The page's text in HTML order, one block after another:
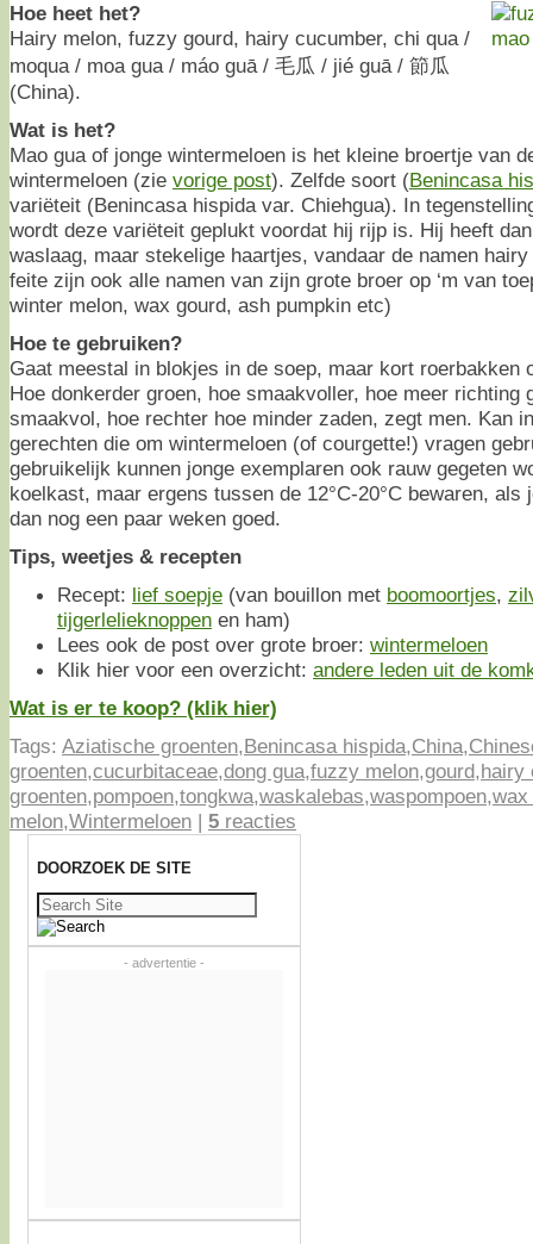
Hoe heet het?
Hairy melon, fuzzy gourd, hairy cucumber, chi qua /
moqua / moa gua / máo guā / 毛瓜 / jié guā / 節瓜
(China).
Wat is het?
Mao gua of jonge wintermeloen is het kleine broertje van
wintermeloen (zie vorige post). Zelfde soort (Benincasa
variëteit (Benincasa hispida var. Chiehgua). In
wordt deze variëteit geplukt voordat hij rijp is. Hij heeft
waslaag, maar stekelige haartjes, vandaar de namen
feite zijn ook alle namen van zijn grote broer op ‘m van
winter melon, wax gourd, ash pumpkin etc)
Hoe te gebruiken?
Gaat meestal in blokjes in de soep, maar kort roerbakken
Hoe donkerder groen, hoe smaakvoller, hoe meer richting
smaakvol, hoe rechter hoe minder zaden, zegt men. Kan
gerechten die om wintermeloen (of courgette!) vragen
gebruikelijk kunnen jonge exemplaren ook rauw gegeten
koelkast, maar ergens tussen de 12°C-20°C bewaren, als
dan nog een paar weken goed.
Tips, weetjes & recepten
Recept: lief soepje (van bouillon met boomoortjes,
tijgerlelieknoppen en ham)
Lees ook de post over grote broer: wintermeloen
Klik hier voor een overzicht: andere leden uit de
Wat is er te koop? (klik hier)
Tags: Aziatische groenten,Benincasa hispida,China,
groenten,cucurbitaceae,dong gua,fuzzy melon,gourd,hairy
groenten,pompoen,tongkwa,waskalebas,waspompoen,wax
melon,Wintermeloen | 5 reacties
DOORZOEK DE SITE
Zoeken
naar:
- advertentie -